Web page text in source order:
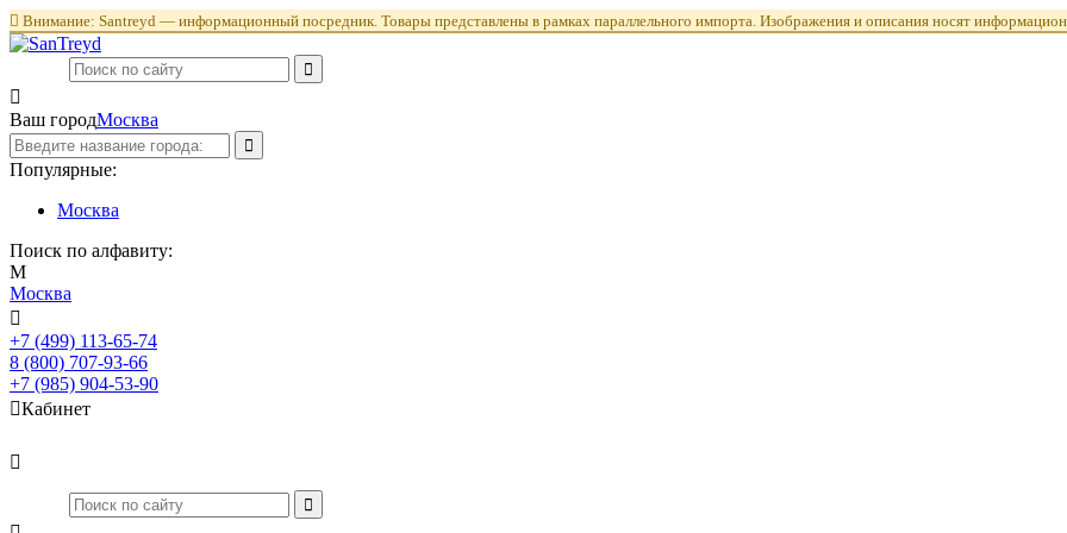
 Внимание: Santreyd — информационный посредник. Товары представлены в рамках параллельного импорта. Изображения и описания носят

Ваш городМосква
Популярные:
Москва
Поиск по алфавиту:
М
Москва

+7 (499) 113-65-74
8 (800) 707-93-66
+7 (985) 904-53-90
Кабинет
